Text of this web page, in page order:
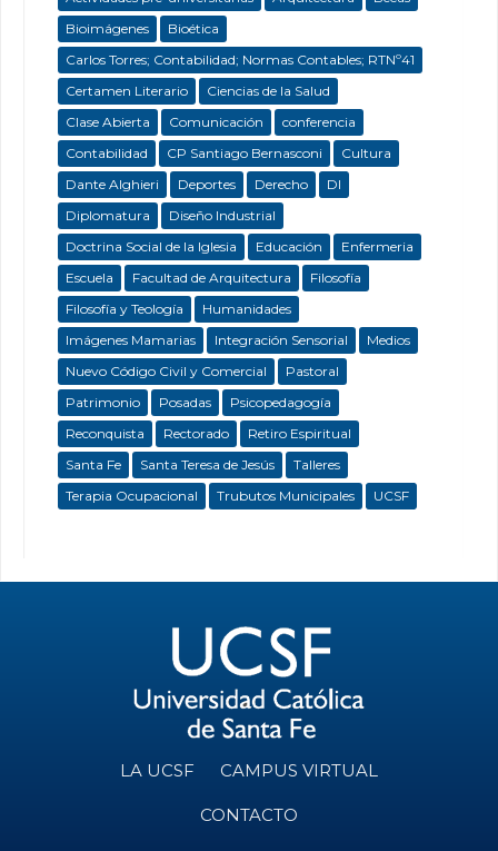
Bioimágenes
Bioética
Carlos Torres; Contabilidad; Normas Contables; RTNº41
Certamen Literario
Ciencias de la Salud
Clase Abierta
Comunicación
conferencia
Contabilidad
CP Santiago Bernasconi
Cultura
Dante Alghieri
Deportes Derecho
DI
Diplomatura
Diseño Industrial
Doctrina Social de la Iglesia
Educación
Enfermeria
Escuela
Facultad de Arquitectura
Filosofía
Filosofía y Teología
Humanidades
Imágenes Mamarias
Integración Sensorial
Medios
Nuevo Código Civil y Comercial
Pastoral
Patrimonio
Posadas
Psicopedagogía
Reconquista
Rectorado
Retiro Espiritual
Santa Fe
Santa Teresa de Jesús
Talleres
Terapia Ocupacional
Trubutos Municipales UCSF
LA UCSF CAMPUS VIRTUAL
CONTACTO